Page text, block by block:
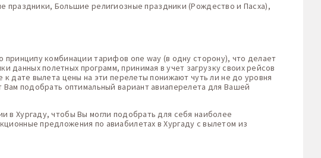
праздники, Большие религиозные праздники (Рождество и Пасха),
комбинации тарифов one way (в одну сторону), что делает
данных полетных программ, принимая в учет загрузку своих рейсов
дате вылета цены на эти перелеты понижают чуть ли не до уровня
Вам подобрать оптимальный вариант авиаперелета для Вашей
в Хургаду, чтобы Вы могли подобрать для себя наиболее
предложения по авиабилетах в Хургаду с вылетом из